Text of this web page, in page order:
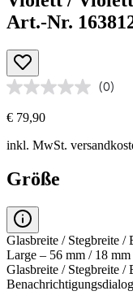
Art.-Nr.
(0)
€ 79,90
inkl. MwSt.
Größe
Glasbreite / Stegbreite /
Large – 56 mm / 18
Glasbreite / Stegbreite /
Benachrichtigungsdialog